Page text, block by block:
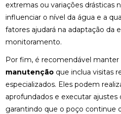
extremas ou variações drásticas
influenciar o nível da água e a
fatores ajudará na adaptação da
monitoramento.
Por fim, é recomendável manter
manutençãoque inclua visitas
especializados. Eles podem
aprofundados e executar ajustes
garantindo que o poço continue